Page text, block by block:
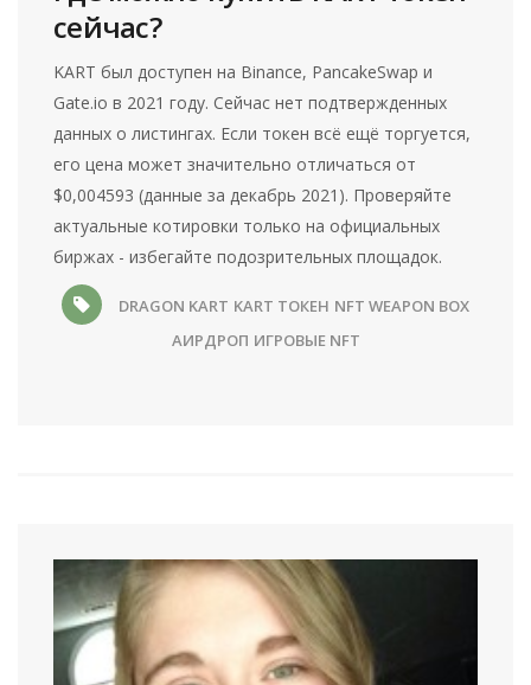
сейчас?
KART был доступен на Binance, PancakeSwap и
Gate.io в 2021 году. Сейчас нет подтвержденных
данных о листингах. Если токен всё ещё торгуется,
его цена может значительно отличаться от
$0,004593 (данные за декабрь 2021). Проверяйте
актуальные котировки только на официальных
биржах - избегайте подозрительных площадок.
DRAGON KART KART ТОКЕН NFT WEAPON BOX
АИРДРОП ИГРОВЫЕ NFT